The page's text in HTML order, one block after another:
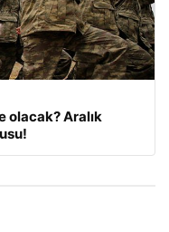
olacak? Aralık